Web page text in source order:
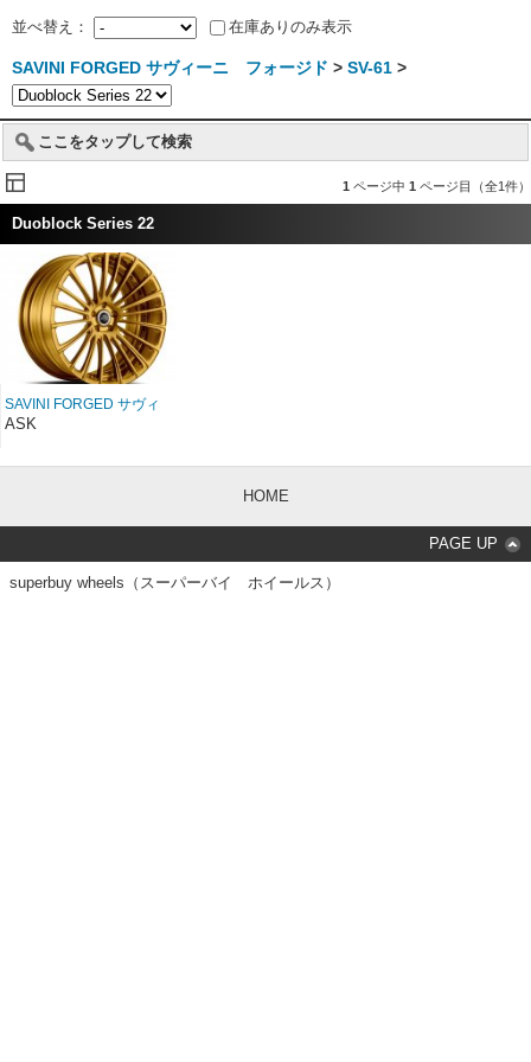
並べ替え： 在庫ありのみ表示
SAVINI FORGED サヴィーニ フォージド > SV-61 >
ここをタップして検索
1 ページ中 1 ページ目（全1件）
Duoblock Series 22
SAVINI FORGED サヴィ
ーニ フォージド
ASK
HOME
PAGE UP
superbuy wheels（スーパーバイ ホイールス）